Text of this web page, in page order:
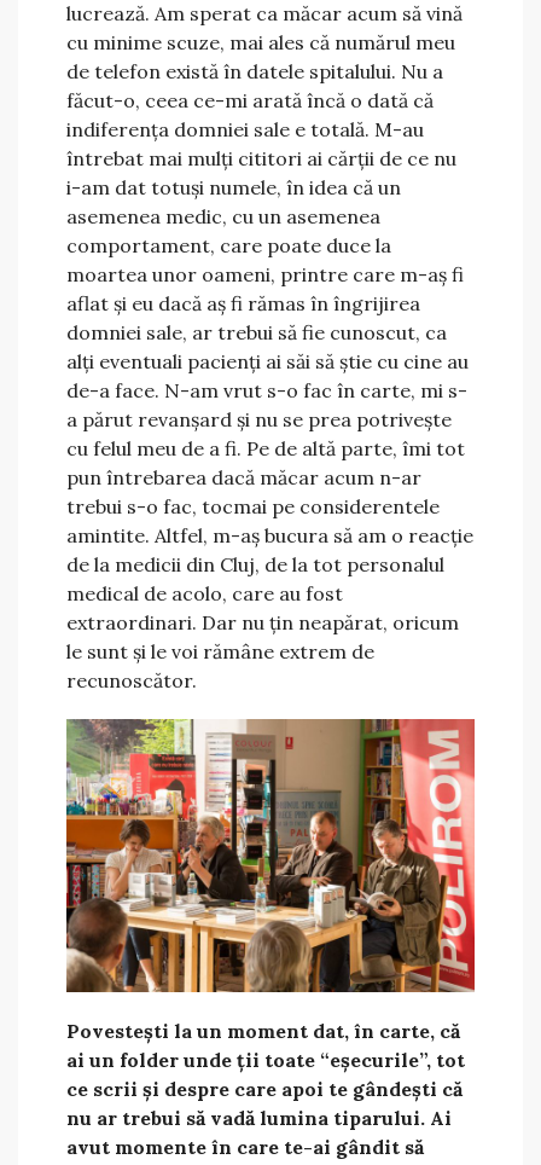
lucrează. Am sperat ca măcar acum să vină
cu minime scuze, mai ales că numărul meu
de telefon există în datele spitalului. Nu a
făcut-o, ceea ce-mi arată încă o dată că
indiferența domniei sale e totală. M-au
întrebat mai mulți cititori ai cărții de ce nu
i-am dat totuși numele, în idea că un
asemenea medic, cu un asemenea
comportament, care poate duce la
moartea unor oameni, printre care m-aș fi
aflat și eu dacă aș fi rămas în îngrijirea
domniei sale, ar trebui să fie cunoscut, ca
alți eventuali pacienți ai săi să știe cu cine au
de-a face. N-am vrut s-o fac în carte, mi s-
a părut revanșard și nu se prea potrivește
cu felul meu de a fi. Pe de altă parte, îmi tot
pun întrebarea dacă măcar acum n-ar
trebui s-o fac, tocmai pe considerentele
amintite. Altfel, m-aș bucura să am o reacție
de la medicii din Cluj, de la tot personalul
medical de acolo, care au fost
extraordinari. Dar nu țin neapărat, oricum
le sunt și le voi rămâne extrem de
recunoscător.
Povestești la un moment dat, în carte, că
ai un folder unde ții toate “eșecurile”, tot
ce scrii și despre care apoi te gândești că
nu ar trebui să vadă lumina tiparului. Ai
avut momente în care te-ai gândit să